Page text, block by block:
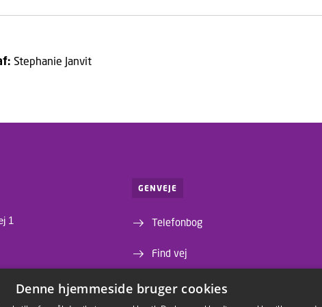
Stephanie Janvit
1
GENVEJE
Telefonbog
Find vej
Institutter og centre
Denne hjemmeside bruger cookies